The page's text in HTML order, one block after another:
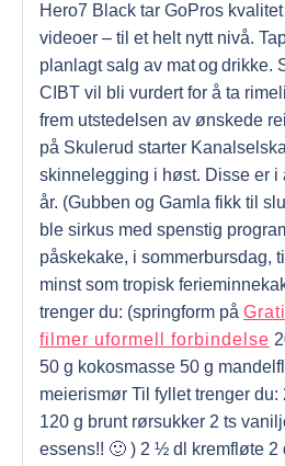
Hero7 Black tar GoPros
videoer – til et helt nytt nivå.
planlagt salg av mat og drikke.
CIBT vil bli vurdert for å ta
frem utstedelsen av ønskede
på Skulerud starter
skinnelegging i høst. Disse er i
år. (Gubben og Gamla fikk til
ble sirkus med spenstig
påskekake, i sommerbursdag,
minst som tropisk
trenger du: (springform på
filmer uformell forbindelse
50 g kokosmasse 50 g
meierismør Til fyllet trenger
120 g brunt rørsukker 2 ts
essens!! 🙂 ) 2 ½ dl kremfløte 2